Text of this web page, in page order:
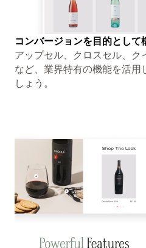
コンバージョンを目的として
アップセル、クロスセル、ク
など、業界特有の機能を活用
しょう。